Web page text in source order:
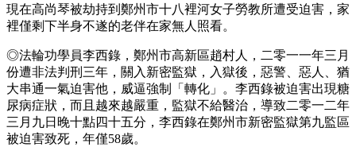
現在高尚琴被劫持到鄭州市十八裡河女子勞教所遭受迫害，家
裡僅剩下半身不遂的老伴在家無人照看。
◎法輪功學員李西錄，鄭州市高新區趙村人，二零一一年三月
份遭非法判刑三年，關入新密監獄，入獄後，惡警、惡人、猶
大串通一氣迫害他，威逼強制「轉化」。李西錄被迫害出現糖
尿病症狀，而且越來越嚴重，監獄不給醫治，導致二零一二年
三月九日晚十點四十五分，李西錄在鄭州市新密監獄第九監區
被迫害致死，年僅58歲。